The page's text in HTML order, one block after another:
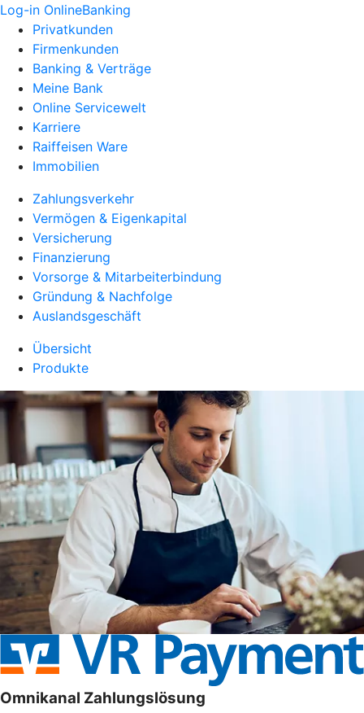
Log-in OnlineBanking
Privatkunden
Firmenkunden
Banking & Verträge
Meine Bank
Online Servicewelt
Karriere
Raiffeisen Ware
Immobilien
Zahlungsverkehr
Vermögen & Eigenkapital
Versicherung
Finanzierung
Vorsorge & Mitarbeiterbindung
Gründung & Nachfolge
Auslandsgeschäft
Übersicht
Produkte
Omnikanal Zahlungslösung